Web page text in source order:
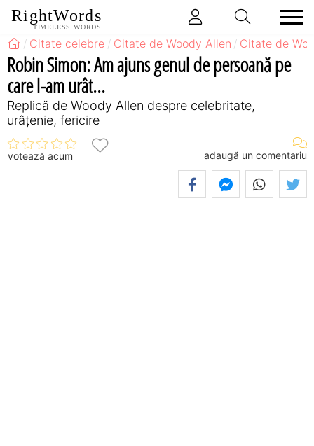
RightWords
TIMELESS WORDS
Citate celebre Citate de Woody Allen Citate de
Robin Simon: Am ajuns genul de persoană pe
care l-am urât...
Replică de Woody Allen despre celebritate,
urâțenie, fericire
votează acum adaugă un comentariu